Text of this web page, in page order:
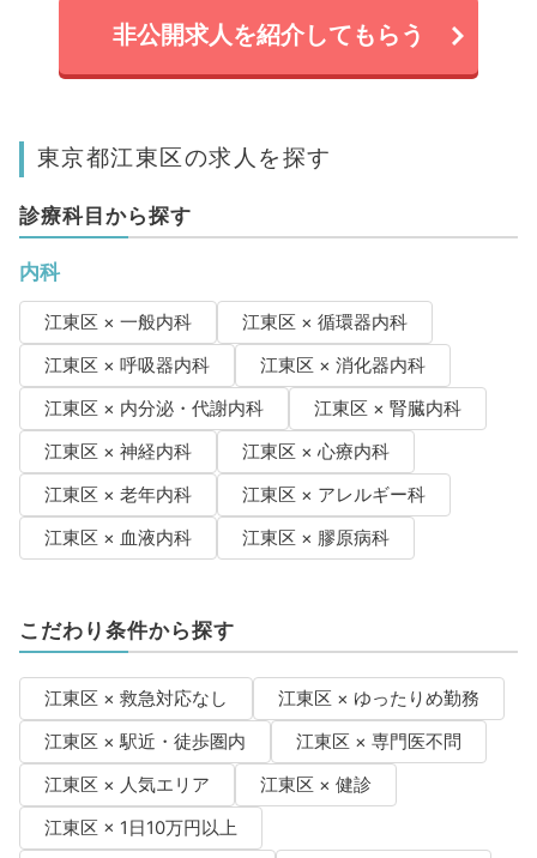
非公開求人を紹介してもらう
東京都江東区の求人を探す
診療科目から探す
内科
江東区 × 一般内科
江東区 × 循環器内科
江東区 × 呼吸器内科
江東区 × 消化器内科
江東区 × 内分泌・代謝内科
江東区 × 腎臓内科
江東区 × 神経内科
江東区 × 心療内科
江東区 × 老年内科
江東区 × アレルギー科
江東区 × 血液内科
江東区 × 膠原病科
こだわり条件から探す
江東区 × 救急対応なし
江東区 × ゆったりめ勤務
江東区 × 駅近・徒歩圏内
江東区 × 専門医不問
江東区 × 人気エリア
江東区 × 健診
江東区 × 1日10万円以上